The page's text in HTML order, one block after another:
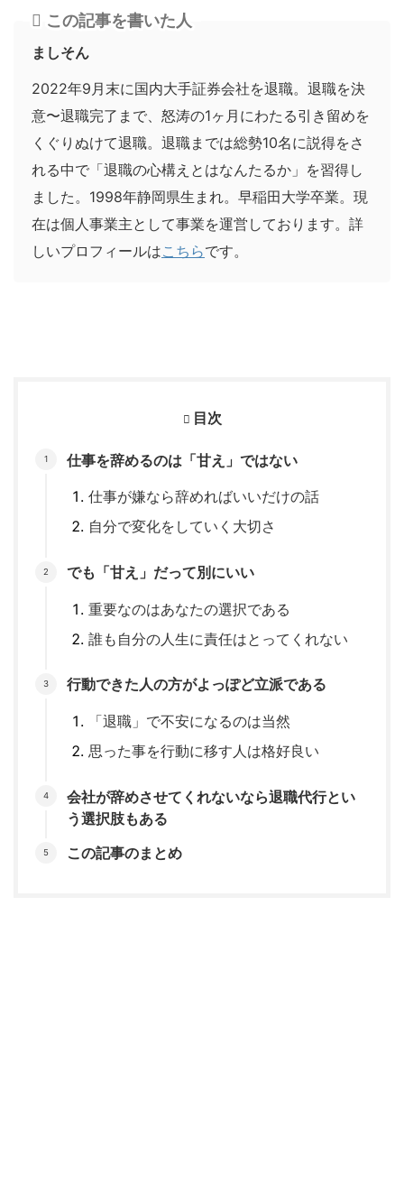
この記事を書いた人
ましそん
2022年9月末に国内大手証券会社を退職。退職を決
意〜退職完了まで、怒涛の1ヶ月にわたる引き留めを
くぐりぬけて退職。退職までは総勢10名に説得をさ
れる中で「退職の心構えとはなんたるか」を習得し
ました。1998年静岡県生まれ。早稲田大学卒業。現
在は個人事業主として事業を運営しております。詳
しいプロフィールはこちらです。
目次
仕事を辞めるのは「甘え」ではない
仕事が嫌なら辞めればいいだけの話
自分で変化をしていく大切さ
でも「甘え」だって別にいい
重要なのはあなたの選択である
誰も自分の人生に責任はとってくれない
行動できた人の方がよっぽど立派である
「退職」で不安になるのは当然
思った事を行動に移す人は格好良い
会社が辞めさせてくれないなら退職代行とい
う選択肢もある
この記事のまとめ